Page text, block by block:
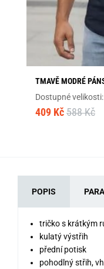
TMAVĚ MODRÉ
Dostupné velikosti:
409 Kč 588 Kč
POPIS
tričko s krátkým
kulatý výstřih
přední potisk
pohodlný střih,